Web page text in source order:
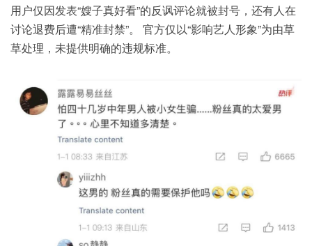
用户仅因发表“嫂子真好看”的反讽评论就被封号，还有人在
讨论退费后遭“精准封禁”。 官方仅以“影响艺人形象”为由草
草处理，未提供明确的违规标准。